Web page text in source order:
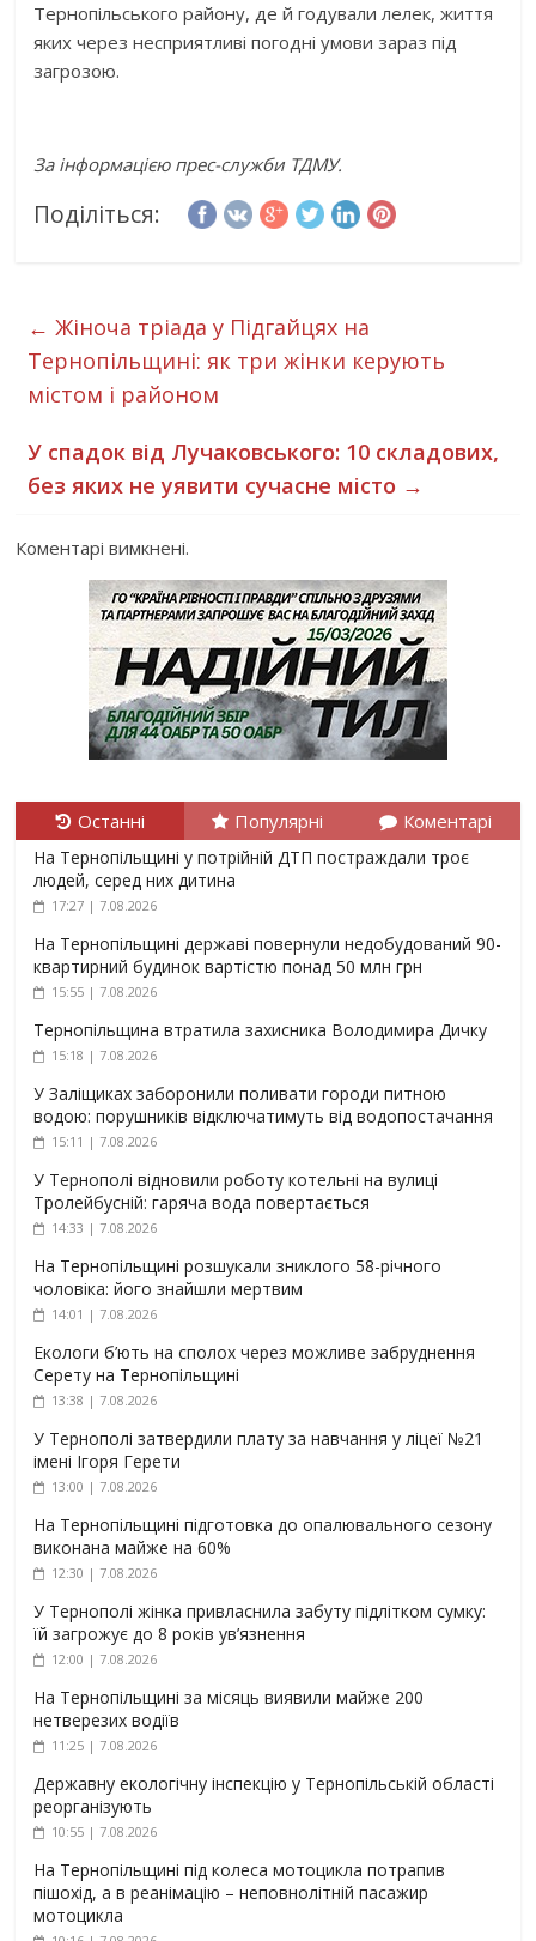
Тернопільського району, де й годували лелек, життя
яких через несприятливі погодні умови зараз під
загрозою.
За інформацією прес-служби ТДМУ.
Поділіться:
← Жіноча тріада у Підгайцях на
Тернопільщині: як три жінки керують
містом і районом
У спадок від Лучаковського: 10 складових,
без яких не уявити сучасне місто →
Коментарі вимкнені.
Останні Популярні Коментарі
На Тернопільщині у потрійній ДТП постраждали троє
людей, серед них дитина
17:27 | 7.08.2026
На Тернопільщині державі повернули недобудований 90-
квартирний будинок вартістю понад 50 млн грн
15:55 | 7.08.2026
Тернопільщина втратила захисника Володимира Дичку
15:18 | 7.08.2026
У Заліщиках заборонили поливати городи питною
водою: порушників відключатимуть від водопостачання
15:11 | 7.08.2026
У Тернополі відновили роботу котельні на вулиці
Тролейбусній: гаряча вода повертається
14:33 | 7.08.2026
На Тернопільщині розшукали зниклого 58-річного
чоловіка: його знайшли мертвим
14:01 | 7.08.2026
Екологи б’ють на сполох через можливе забруднення
Серету на Тернопільщині
13:38 | 7.08.2026
У Тернополі затвердили плату за навчання у ліцеї №21
імені Ігоря Герети
13:00 | 7.08.2026
На Тернопільщині підготовка до опалювального сезону
виконана майже на 60%
12:30 | 7.08.2026
У Тернополі жінка привласнила забуту підлітком сумку:
їй загрожує до 8 років ув’язнення
12:00 | 7.08.2026
На Тернопільщині за місяць виявили майже 200
нетверезих водіїв
11:25 | 7.08.2026
Державну екологічну інспекцію у Тернопільській області
реорганізують
10:55 | 7.08.2026
На Тернопільщині під колеса мотоцикла потрапив
пішохід, а в реанімацію – неповнолітній пасажир
мотоцикла